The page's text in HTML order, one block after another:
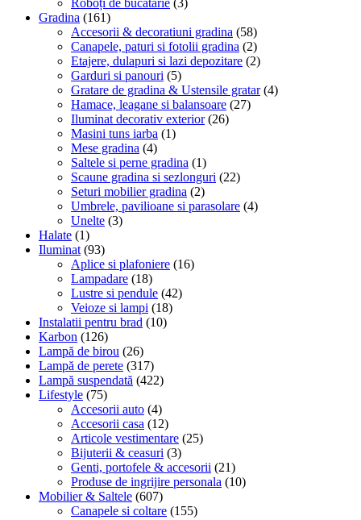
Roboți de bucătărie (3)
Gradina (161)
Accesorii & decoratiuni gradina (58)
Canapele, paturi si fotolii gradina (2)
Etajere, dulapuri si lazi depozitare (2)
Garduri si panouri (5)
Gratare de gradina & Ustensile gratar (4)
Hamace, leagane si balansoare (27)
Iluminat decorativ exterior (26)
Masini tuns iarba (1)
Mese gradina (4)
Saltele si perne gradina (1)
Scaune gradina si sezlonguri (22)
Seturi mobilier gradina (2)
Umbrele, pavilioane si parasolare (4)
Unelte (3)
Halate (1)
Iluminat (93)
Aplice si plafoniere (16)
Lampadare (18)
Lustre si pendule (42)
Veioze si lampi (18)
Instalatii pentru brad (10)
Karbon (126)
Lampă de birou (26)
Lampă de perete (317)
Lampă suspendată (422)
Lifestyle (75)
Accesorii auto (4)
Accesorii casa (12)
Articole vestimentare (25)
Bijuterii & ceasuri (3)
Genti, portofele & accesorii (21)
Produse de ingrijire personala (10)
Mobilier & Saltele (607)
Canapele si coltare (155)